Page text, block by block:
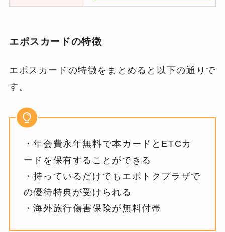
エポスカードの特徴
エポスカードの特徴をまとめると以下の通りで
す。
・年会費永年無料で本カードとETCカ
ードを保有することができる
・持っているだけでもエポトクプラザで
の優待特典が受けられる
・海外旅行傷害保険が無料付帯